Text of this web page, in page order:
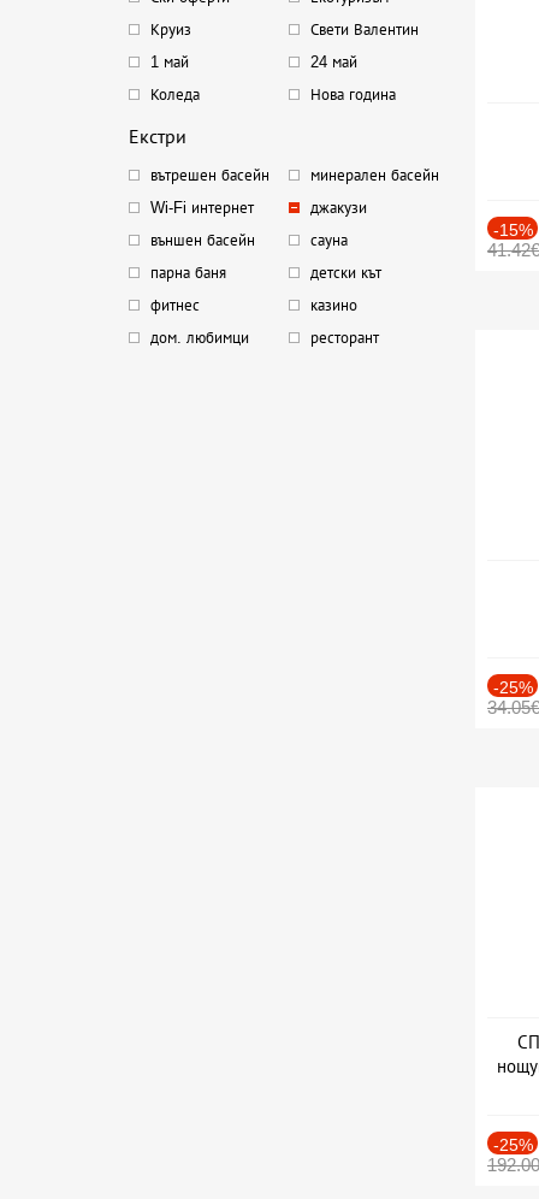
Круиз
Свети Валентин
1 май
24 май
Коледа
Нова година
Екстри
вътрешен басейн
минерален басейн
Wi-Fi интернет
джакузи
външен басейн
сауна
парна баня
детски кът
фитнес
казино
дом. любимци
ресторант
-15%
41.42€
-25%
34.05€
-25%